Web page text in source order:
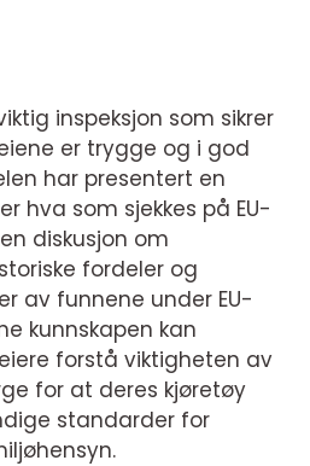
inspeksjon som sikrer
er trygge og i god
har presentert en
hva som sjekkes på EU-
diskusjon om
fordeler og
av funnene under EU-
kunnskapen kan
forstå viktigheten av
for at deres kjøretøy
standarder for